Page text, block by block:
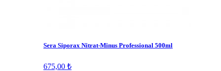
Sera Siporax Nitrat-Minus Professional 500ml
675,00 ₺